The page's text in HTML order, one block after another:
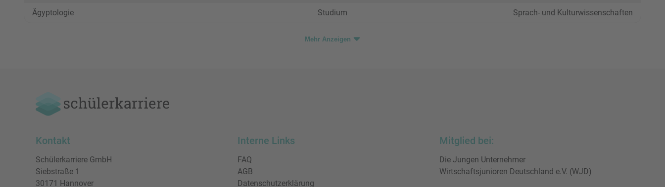
Ägyptologie Studium Sprach- und Kulturwissenschaften
Mehr Anzeigen
Kontakt
Schülerkarriere GmbH
Siebstraße 1
30171 Hannover
Interne Links
FAQ
AGB
Datenschutzerklärung
Mitglied bei:
Die Jungen Unternehmer
Wirtschaftsjunioren Deutschland e.V. (WJD)